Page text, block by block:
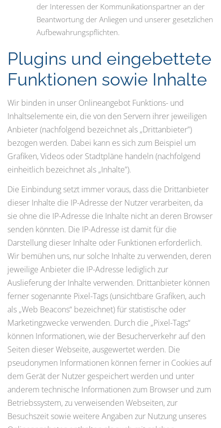
der Interessen der Kommunikationspartner an der
Beantwortung der Anliegen und unserer gesetzlichen
Aufbewahrungspflichten.
Plugins und eingebettete
Funktionen sowie Inhalte
Wir binden in unser Onlineangebot Funktions- und
Inhaltselemente ein, die von den Servern ihrer jeweiligen
Anbieter (nachfolgend bezeichnet als „Drittanbieter”)
bezogen werden. Dabei kann es sich zum Beispiel um
Grafiken, Videos oder Stadtpläne handeln (nachfolgend
einheitlich bezeichnet als „Inhalte”).
Die Einbindung setzt immer voraus, dass die Drittanbieter
dieser Inhalte die IP-Adresse der Nutzer verarbeiten, da
sie ohne die IP-Adresse die Inhalte nicht an deren Browser
senden könnten. Die IP-Adresse ist damit für die
Darstellung dieser Inhalte oder Funktionen erforderlich.
Wir bemühen uns, nur solche Inhalte zu verwenden, deren
jeweilige Anbieter die IP-Adresse lediglich zur
Auslieferung der Inhalte verwenden. Drittanbieter können
ferner sogenannte Pixel-Tags (unsichtbare Grafiken, auch
als „Web Beacons“ bezeichnet) für statistische oder
Marketingzwecke verwenden. Durch die „Pixel-Tags“
können Informationen, wie der Besucherverkehr auf den
Seiten dieser Webseite, ausgewertet werden. Die
pseudonymen Informationen können ferner in Cookies auf
dem Gerät der Nutzer gespeichert werden und unter
anderem technische Informationen zum Browser und zum
Betriebssystem, zu verweisenden Webseiten, zur
Besuchszeit sowie weitere Angaben zur Nutzung unseres